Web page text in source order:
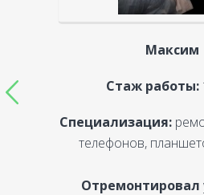
Максим
Стаж работы:
Специализация:
телефонов,
Отремонтировал